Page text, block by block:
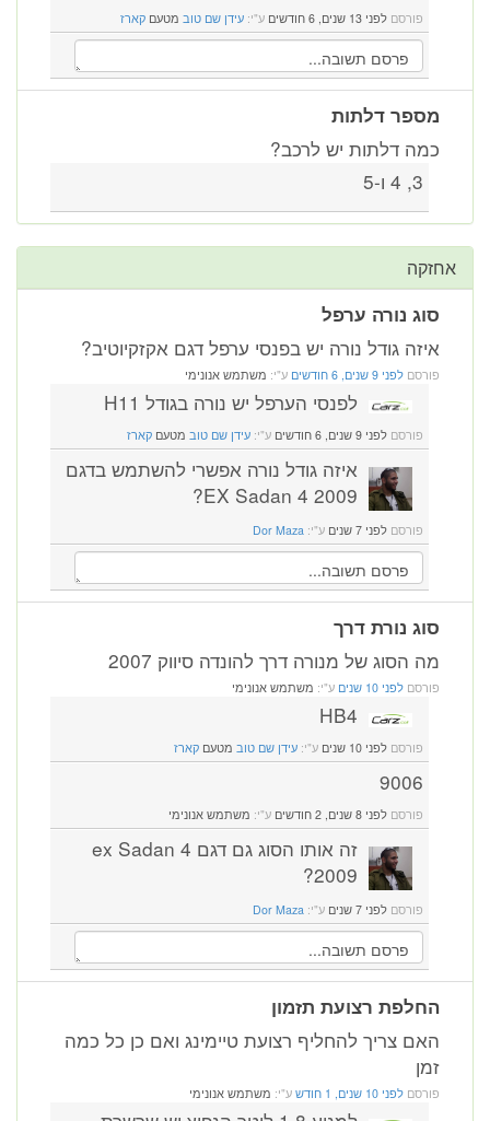
פורסם לפני 13 שנים, 6 חודשים ע"י: עידן שם טוב מטעם קארז
מספר דלתות
כמה דלתות יש לרכב?
3, 4 ו-5
אחזקה
סוג נורה ערפל
איזה גודל נורה יש בפנסי ערפל דגם אקזקיוטיב?
פורסם לפני 9 שנים, 6 חודשים ע"י: משתמש אנונימי
לפנסי הערפל יש נורה בגודל H11
פורסם לפני 9 שנים, 6 חודשים ע"י: עידן שם טוב מטעם קארז
איזה גודל נורה אפשרי להשתמש בדגם
EX Sadan 4 2009?
פורסם לפני 7 שנים ע"י: Dor Maza
סוג נורת דרך
מה הסוג של מנורה דרך להונדה סיווק 2007
פורסם לפני 10 שנים ע"י: משתמש אנונימי
HB4
פורסם לפני 10 שנים ע"י: עידן שם טוב מטעם קארז
9006
פורסם לפני 8 שנים, 2 חודשים ע"י: משתמש אנונימי
זה אותו הסוג גם דגם ex Sadan 4
2009?
פורסם לפני 7 שנים ע"י: Dor Maza
החלפת רצועת תזמון
האם צריך להחליף רצועת טיימינג ואם כן כל כמה
זמן
פורסם לפני 10 שנים, 1 חודש ע"י: משתמש אנונימי